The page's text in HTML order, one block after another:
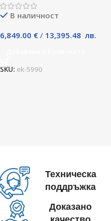
В наличност
6,849.00 € / 13,395.48 лв.
SKU: ek-5990
Техническа
поддръжка
Доказано